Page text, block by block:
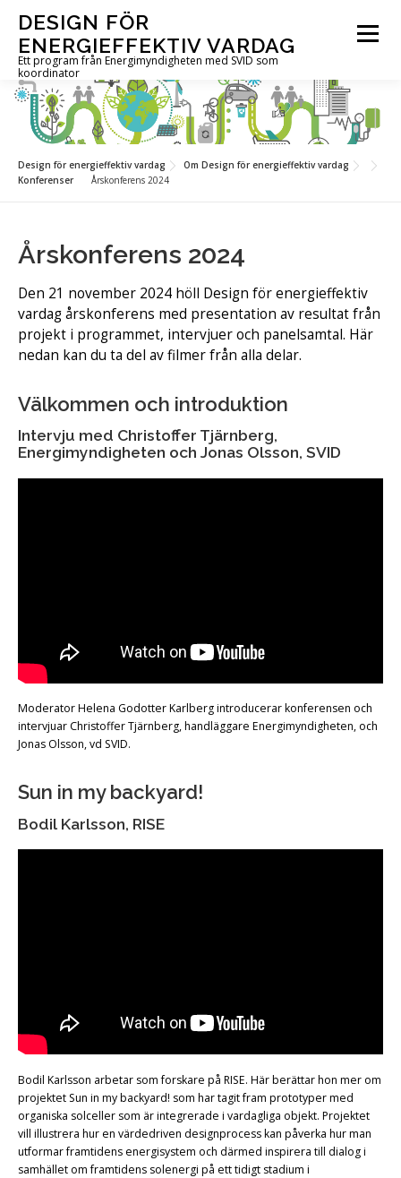
innehåll
DESIGN FÖR
ENERGIEFFEKTIV VARDAG
Ett program från Energimyndigheten med SVID som
koordinator
Meny
OM PROGRAMMET UTLYSNINGAR PROJEKT
AKTUELLT FÖR DIG I PROJEKT
IN ENGLISH
Design för energieffektiv vardag
Om Design för energieffektiv vardag
Konferenser
Årskonferens 2024
Årskonferens 2024
Den 21 november 2024 höll Design för energieffektiv
vardag årskonferens med presentation av resultat från
projekt i programmet, intervjuer och panelsamtal. Här
nedan kan du ta del av filmer från alla delar.
Välkommen och introduktion
Intervju med Christoffer Tjärnberg,
Energimyndigheten och Jonas Olsson, SVID
Moderator Helena Godotter Karlberg introducerar konferensen och
intervjuar Christoffer Tjärnberg, handläggare Energimyndigheten, och
Jonas Olsson, vd SVID.
Sun in my backyard!
Bodil Karlsson, RISE
Bodil Karlsson arbetar som forskare på RISE. Här berättar hon mer om
projektet Sun in my backyard! som har tagit fram prototyper med
organiska solceller som är integrerade i vardagliga objekt. Projektet
vill illustrera hur en värdedriven designprocess kan påverka hur man
utformar framtidens energisystem och därmed inspirera till dialog i
samhället om framtidens solenergi på ett tidigt stadium i